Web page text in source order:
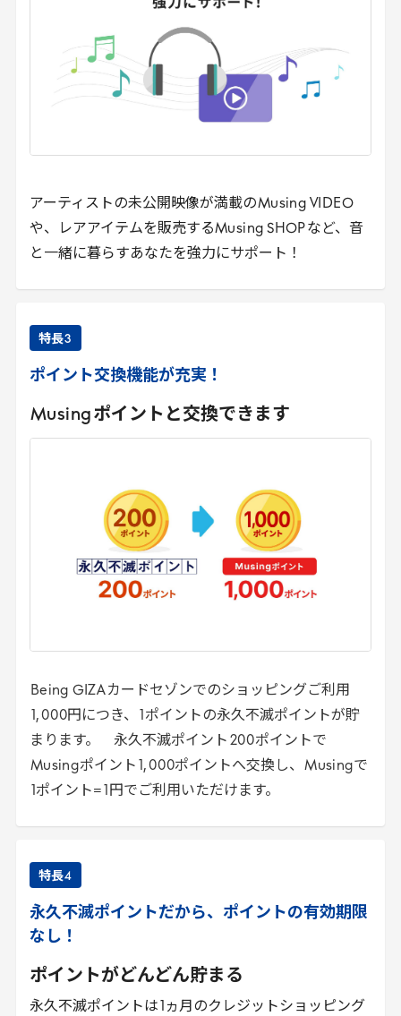
アーティストの未公開映像が満載のMusing VIDEO
や、レアアイテムを販売するMusing SHOPなど、音
と一緒に暮らすあなたを強力にサポート！
特長3
ポイント交換機能が充実！
Musing ポイントと交換できます
Being GIZAカードセゾンでのショッピングご利用
1,000円につき、 1ポイントの永久不滅ポイントが貯
まります。 永久不滅ポイント 200ポイントで
Musingポイント 1,000ポイントへ交換し、 Musingで
1ポイント= 1 円でご利用いただけます。
特長4
永久不滅ポイントだから、ポイントの有効期限
なし！
ポイントがどんどん貯まる
永久不滅ポイントは 1 ヵ月のクレジットショッピング